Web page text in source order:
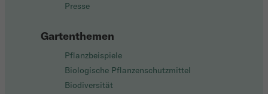
Presse
Gartenthemen
Pflanzbeispiele
Biologische Pflanzenschutzmittel
Biodiversität